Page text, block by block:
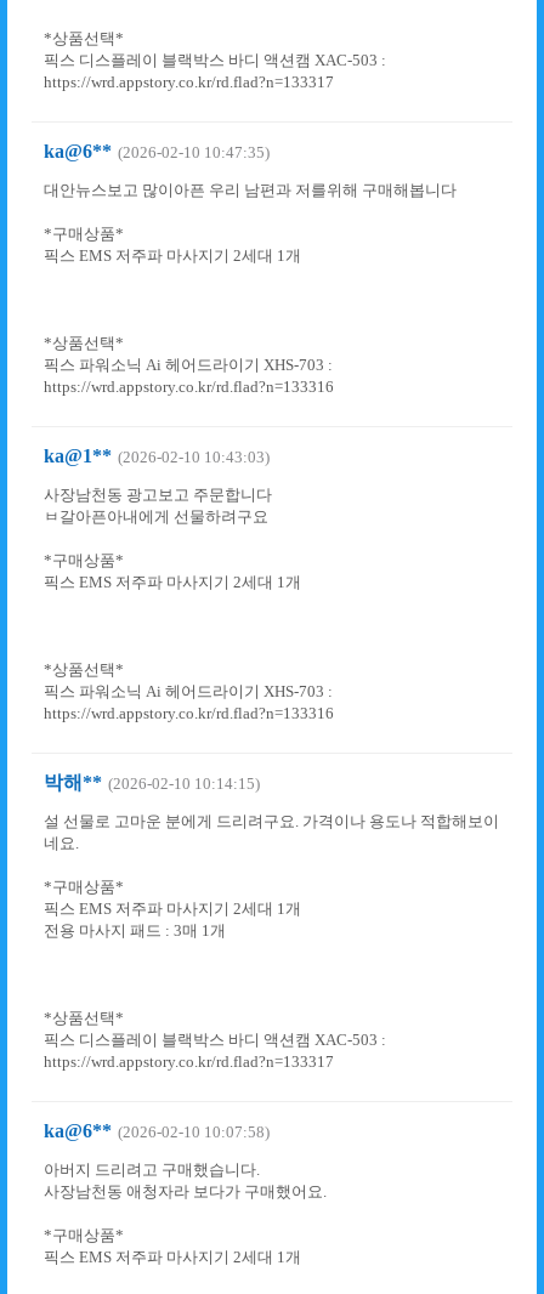
*상품선택*
픽스 디스플레이 블랙박스 바디 액션캠 XAC-503 :
https://wrd.appstory.co.kr/rd.flad?n=133317
ka@6** (2026-02-10 10:47:35)
대안뉴스보고 많이아픈 우리 남편과 저를위해 구매해봅니다
*구매상품*
픽스 EMS 저주파 마사지기 2세대 1개
*상품선택*
픽스 파워소닉 Ai 헤어드라이기 XHS-703 :
https://wrd.appstory.co.kr/rd.flad?n=133316
ka@1** (2026-02-10 10:43:03)
사장남천동 광고보고 주문합니다
ㅂ갈아픈아내에게 선물하려구요
*구매상품*
픽스 EMS 저주파 마사지기 2세대 1개
*상품선택*
픽스 파워소닉 Ai 헤어드라이기 XHS-703 :
https://wrd.appstory.co.kr/rd.flad?n=133316
박해** (2026-02-10 10:14:15)
설 선물로 고마운 분에게 드리려구요. 가격이나 용도나 적합해보이
네요.
*구매상품*
픽스 EMS 저주파 마사지기 2세대 1개
전용 마사지 패드 : 3매 1개
*상품선택*
픽스 디스플레이 블랙박스 바디 액션캠 XAC-503 :
https://wrd.appstory.co.kr/rd.flad?n=133317
ka@6** (2026-02-10 10:07:58)
아버지 드리려고 구매했습니다.
사장남천동 애청자라 보다가 구매했어요.
*구매상품*
픽스 EMS 저주파 마사지기 2세대 1개